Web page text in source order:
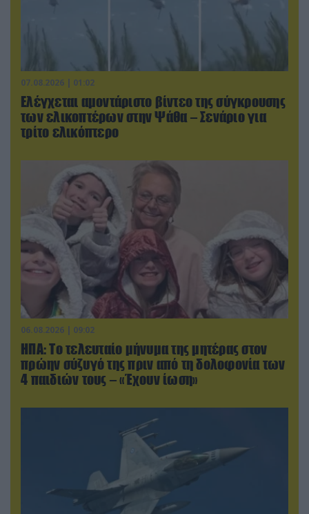
07.08.2026 | 01:02
Ελέγχεται αμοντάριστο βίντεο της σύγκρουσης
των ελικοπτέρων στην Ψάθα – Σενάριο για
τρίτο ελικόπτερο
06.08.2026 | 09:02
ΗΠΑ: Το τελευταίο μήνυμα της μητέρας στον
πρώην σύζυγό της πριν από τη δολοφονία των
4 παιδιών τους – «Έχουν ίωση»